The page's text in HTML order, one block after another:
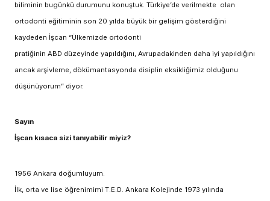
biliminin bugünkü durumunu konuştuk. Türkiye’de verilmekte olan
ortodonti eğitiminin son 20 yılda büyük bir gelişim gösterdiğini
kaydeden İşcan “Ülkemizde ortodonti
pratiğinin ABD düzeyinde yapıldığını, Avrupadakinden daha iyi yapıldığını
ancak arşivleme, dökümantasyonda disiplin eksikliğimiz olduğunu
düşünüyorum” diyor.
Sayın
İşcan kısaca sizi tanıyabilir miyiz?
1956 Ankara doğumluyum.
İlk, orta ve lise öğrenimimi T.E.D. Ankara Kolejinde 1973 yılında